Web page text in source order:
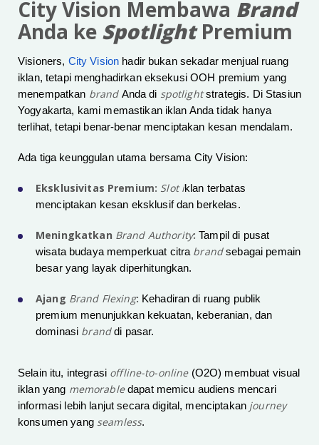
City Vision Membawa Brand
Anda ke SpotlightPremium
Visioners, City Vision hadir bukan sekadar menjual ruang
iklan, tetapi menghadirkan eksekusi OOH premium yang
menempatkan brand Anda di spotlightstrategis. Di Stasiun
Yogyakarta, kami memastikan iklan Anda tidak hanya
terlihat, tetapi benar-benar menciptakan kesan mendalam.
Ada tiga keunggulan utama bersama City Vision:
Eksklusivitas Premium: Slot iklan terbatas
menciptakan kesan eksklusif dan berkelas.
Meningkatkan Brand Authority: Tampil di pusat
wisata budaya memperkuat citra brandsebagai pemain
besar yang layak diperhitungkan.
Ajang Brand Flexing: Kehadiran di ruang publik
premium menunjukkan kekuatan, keberanian, dan
dominasi branddi pasar.
Selain itu, integrasi offline-to-online(O2O) membuat visual
iklan yang memorabledapat memicu audiens mencari
informasi lebih lanjut secara digital, menciptakan journey
konsumen yang seamless.